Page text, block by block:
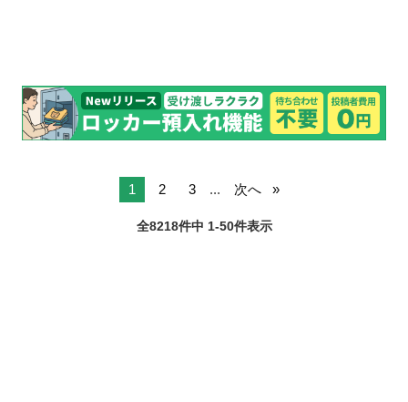
1 2 3 ... 次へ
全8218件中 1-50件表示